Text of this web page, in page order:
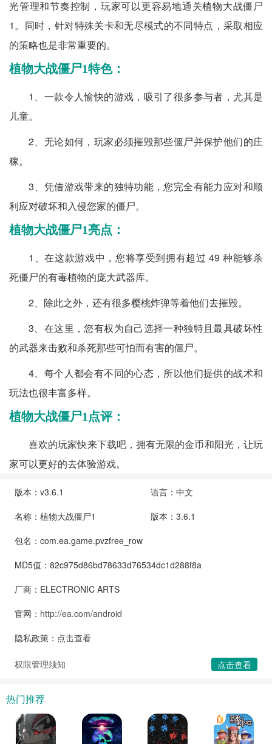
光管理和节奏控制，玩家可以更容易地通关植物大战僵尸
1。同时，针对特殊关卡和无尽模式的不同特点，采取相应
的策略也是非常重要的。
植物大战僵尸1特色：
1、一款令人愉快的游戏，吸引了很多参与者，尤其是
儿童。
2、无论如何，玩家必须摧毁那些僵尸并保护他们的庄
稼。
3、凭借游戏带来的独特功能，您完全有能力应对和顺
利应对破坏和入侵您家的僵尸。
植物大战僵尸1亮点：
1、在这款游戏中，您将享受到拥有超过 49 种能够杀
死僵尸的有毒植物的庞大武器库。
2、除此之外，还有很多樱桃炸弹等着他们去摧毁。
3、在这里，您有权为自己选择一种独特且最具破坏性
的武器来击败和杀死那些可怕而有害的僵尸。
4、每个人都会有不同的心态，所以他们提供的战术和
玩法也很丰富多样。
植物大战僵尸1点评：
喜欢的玩家快来下载吧，拥有无限的金币和阳光，让玩
家可以更好的去体验游戏。
版本：v3.6.1
语言：中文
名称：植物大战僵尸1
版本：3.6.1
包名：com.ea.game.pvzfree_row
MD5值：82c975d86bd78633d76534dc1d288f8a
厂商：ELECTRONIC ARTS
官网： http://ea.com/android
隐私政策： 点击查看
权限管理须知 点击查看
热门推荐